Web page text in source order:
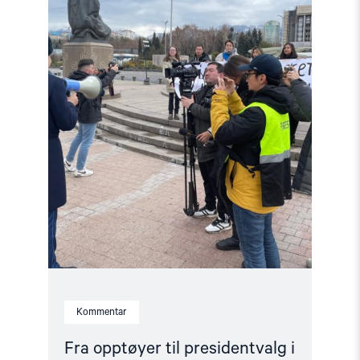
Kommentar
Fra opptøyer til presidentvalg i
presidentvalg
i
Kasakhstan"